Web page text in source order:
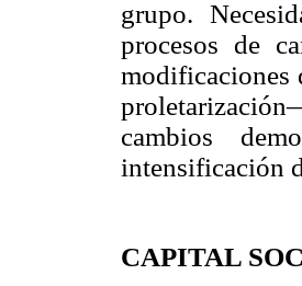
grupo.
procesos de
modificaciones
cambios
intensificación
CAPITAL